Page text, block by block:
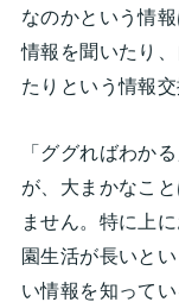
なのかという情
情報を聞いたり
たりという情報
「ググればわか
が、大まかなこ
ません。特に上
園生活が長いと
い情報を知って